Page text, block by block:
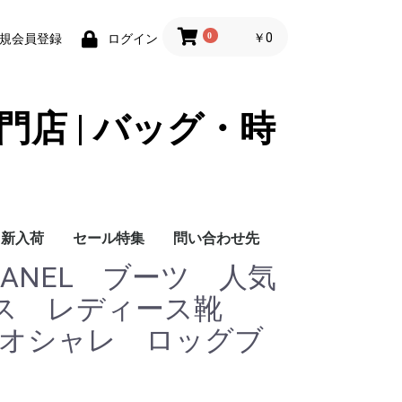
会員登録 ログイン 0 ￥0
店 | バッグ・時
新入荷 セール特集 問い合わせ先
問い合わせ先
ブーツ 人気
レディース靴
シャレ ロッグブ